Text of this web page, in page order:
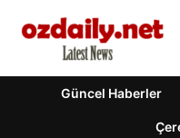
Güncel Haberler